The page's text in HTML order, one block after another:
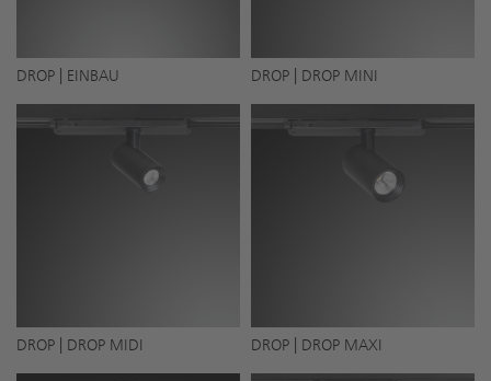
DROP | EINBAU DROP | DROP MINI
DROP | DROP MIDI DROP | DROP MAXI